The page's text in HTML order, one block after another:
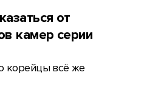
от
камер серии
корейцы всё же